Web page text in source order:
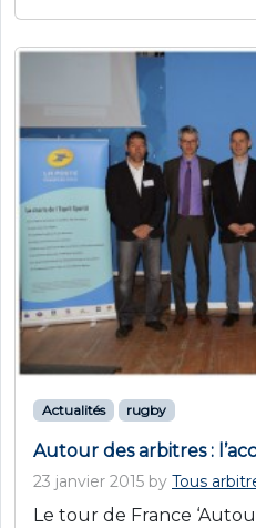
Actualités rugby
Autour des arbitres :
23 janvier 2015 by Tous
Le tour de France